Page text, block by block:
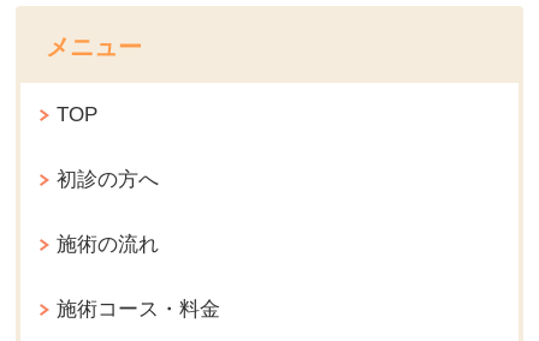
メニュー
TOP
初診の方へ
施術の流れ
施術コース・料金